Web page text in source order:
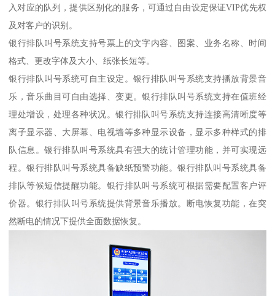
入对应的队列，提供区别化的服务，可通过自由设定保证VIP优先权
及对客户的识别。
银行排队叫号系统支持号票上的文字内容、图案、业务名称、时间
格式、更改字体及大小、纸张长短等。
银行排队叫号系统可自主设定。银行排队叫号系统支持播放背景音
乐，音乐曲目可自由选择、变更。银行排队叫号系统支持在值班经
理处增设，处理各种状况。银行排队叫号系统支持连接高清晰度等
离子显示器、大屏幕、电视墙等多种显示设备，显示多种样式的排
队信息。银行排队叫号系统具有强大的统计管理功能，并可实现远
程。银行排队叫号系统具备缺纸预警功能。银行排队叫号系统具备
排队等候短信提醒功能。银行排队叫号系统可根据需要配置客户评
价器。银行排队叫号系统提供背景音乐播放。断电恢复功能，在突
然断电的情况下提供全面数据恢复。